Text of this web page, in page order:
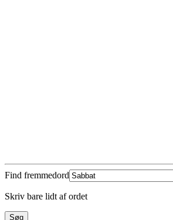
Find fremmedord
Skriv bare lidt af ordet